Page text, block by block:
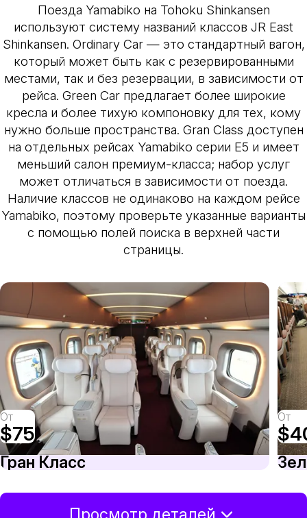
Поезда Yamabiko на Tohoku Shinkansen
используют систему названий классов JR East
Shinkansen. Ordinary Car — это стандартный вагон,
который может быть как с резервированными
местами, так и без резервации, в зависимости от
рейса. Green Car предлагает более широкие
кресла и более тихую компоновку для тех, кому
нужно больше пространства. Gran Class доступен
на отдельных рейсах Yamabiko серии E5 и имеет
меньший салон премиум-класса; набор услуг
может отличаться в зависимости от поезда.
Наличие классов не одинаково на каждом рейсе
Yamabiko, поэтому проверьте указанные варианты
с помощью полей поиска в верхней части
страницы.
От
$75
Гран Класс
От